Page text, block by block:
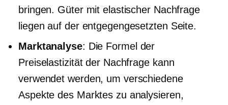
bringen. Güter mit elastischer Nachfrage
liegen auf der entgegengesetzten Seite.
Marktanalyse: Die Formel der
Preiselastizität der Nachfrage kann
verwendet werden, um verschiedene
Aspekte des Marktes zu analysieren,